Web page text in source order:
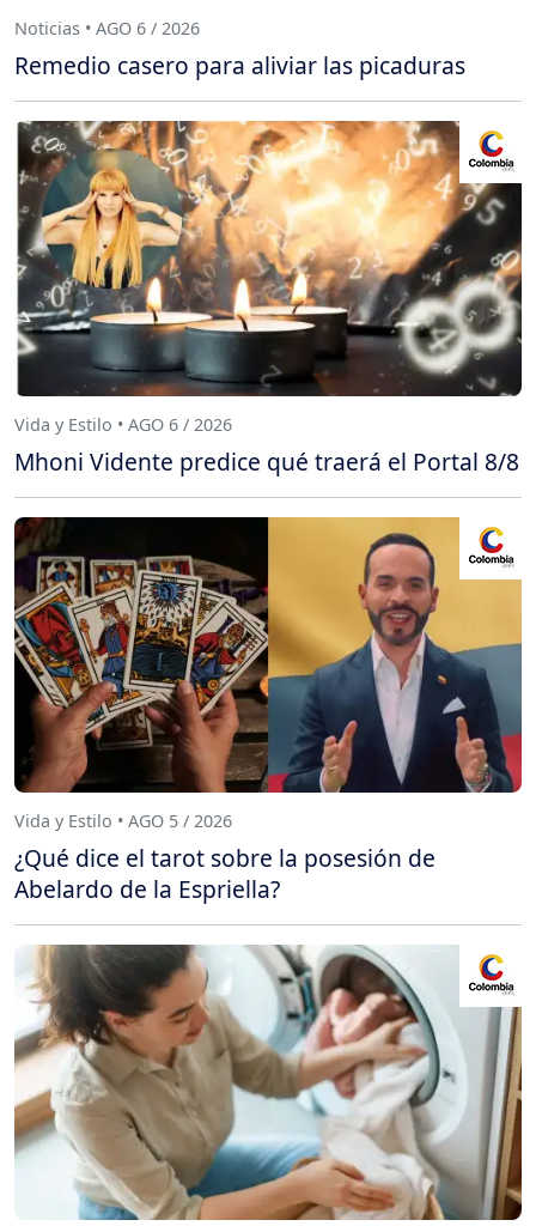
Noticias • AGO 6 / 2026
Remedio casero para aliviar las picaduras
Vida y Estilo • AGO 6 / 2026
Mhoni Vidente predice qué traerá el Portal 8/8
Vida y Estilo • AGO 5 / 2026
¿Qué dice el tarot sobre la posesión de
Abelardo de la Espriella?